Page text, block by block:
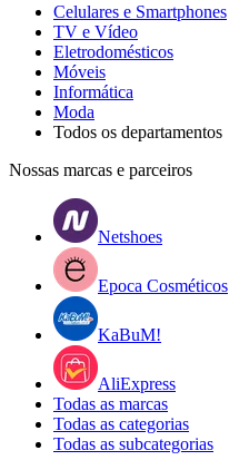
Celulares e Smartphones
TV e Vídeo
Eletrodomésticos
Móveis
Informática
Moda
Todos os departamentos
Nossas marcas e parceiros
Netshoes
Epoca Cosméticos
KaBuM!
AliExpress
Todas as marcas
Todas as categorias
Todas as subcategorias